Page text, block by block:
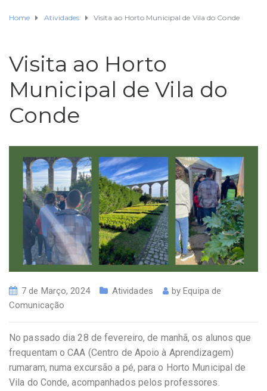
Home Atividades Visita ao Horto Municipal de Vila do Conde
Visita ao Horto
Municipal de Vila do
Conde
7 de Março, 2024 Atividades by Equipa de
Comunicação
No passado dia 28 de fevereiro, de manhã, os alunos que
frequentam o CAA (Centro de Apoio à Aprendizagem)
rumaram, numa excursão a pé, para o Horto Municipal de
Vila do Conde, acompanhados pelos professores.